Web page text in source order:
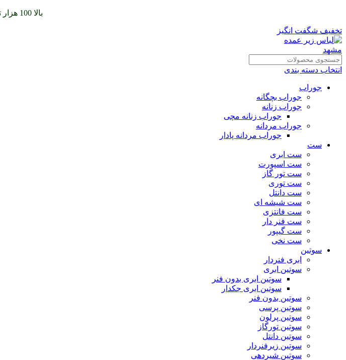
بالا 100 هزار تومان
تخفیف شگفت انگیز
انتخاب دسته بندی
جوراب
جوراب بچگانه
جوراب زنانه
جوراب زنانه مچی
جوراب مردانه
جوراب مردانه پادار
ست
ست ابری
ست اسپورت
ست تور گاز
ست توری
ست دانتل
ست شیشه ای
ست فانتزی
ست فنر دار
ست گیپور
ست نخی
سوتین
ابری فنردار
سوتین ابری
سوتین ابری بدون فنر
سوتین ابری جکدار
سوتین بدون فنر
سوتین پرسی
سوتین پرلون
سوتین تورگاز
سوتین دانتل
سوتین زیرفنردار
سوتین شیردهی